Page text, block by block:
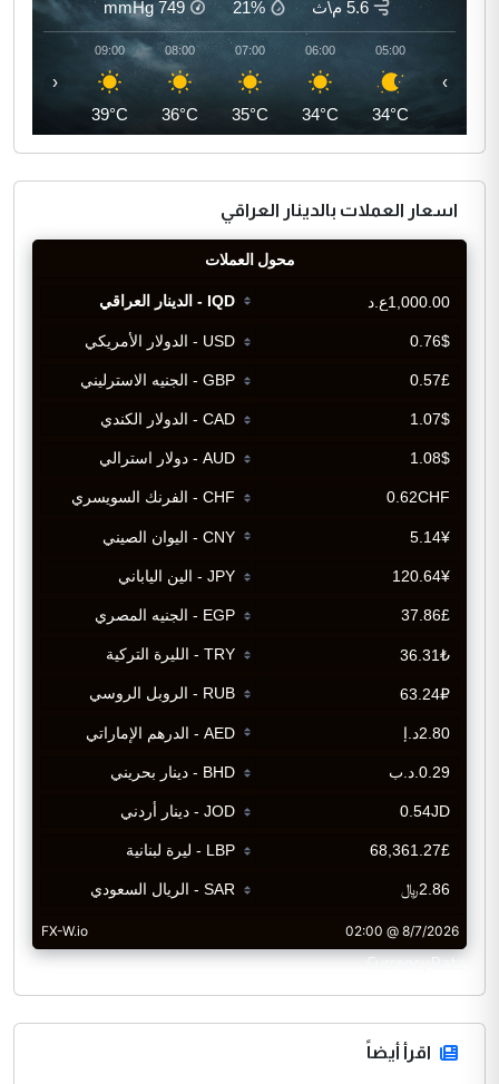
5.6 م\ث 21%
749
mmHg
05:00
34°C
06:00
34°C
07:00
35°C
08:00
36°C
09:00
39°C
‹ ›
اسعار العملات بالدينار العراقي
CurrencyRate
اقرأ أيضاً